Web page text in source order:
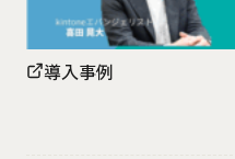
導入事例